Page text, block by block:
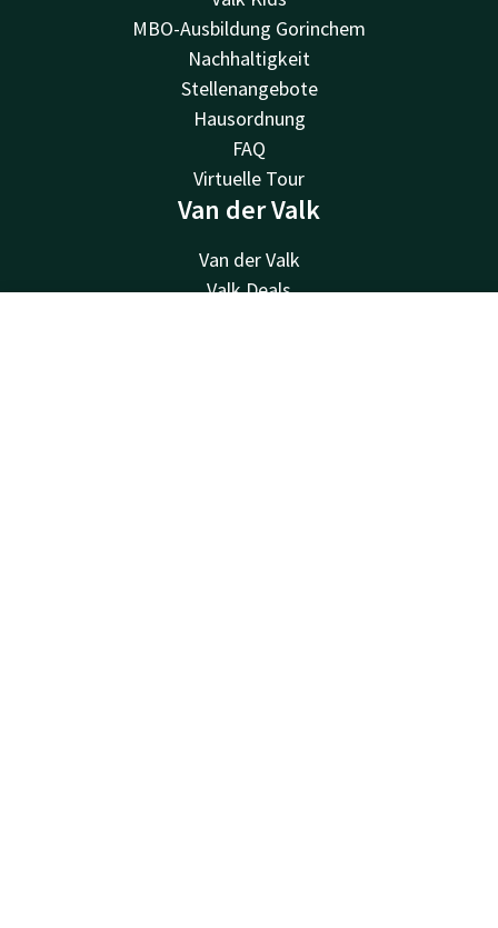
MBO-Ausbildung Gorinchem
Nachhaltigkeit
Stellenangebote
Hausordnung
FAQ
Virtuelle Tour
Van der Valk
Van der Valk
Valk Deals